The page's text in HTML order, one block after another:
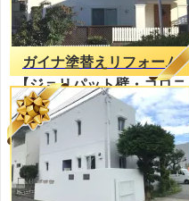
ガイナ塗替えリフォーム
【ジョリパット壁・コロニ
アル屋根】